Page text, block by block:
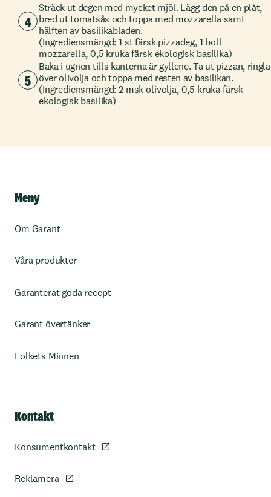
4
Sträck ut degen med mycket mjöl. Lägg den på en plåt,
bred ut tomatsås och toppa med mozzarella samt
hälften av basilikabladen.
(Ingrediensmängd: 1 st färsk pizzadeg, 1 boll
mozzarella, 0,5 kruka färsk ekologisk basilika)
5
Baka i ugnen tills kanterna är gyllene. Ta ut pizzan, ringla
över olivolja och toppa med resten av basilikan.
(Ingrediensmängd: 2 msk olivolja, 0,5 kruka färsk
ekologisk basilika)
Meny
Om Garant
Våra produkter
Garanterat goda recept
Garant övertänker
Folkets Minnen
Kontakt
Konsumentkontakt
Reklamera